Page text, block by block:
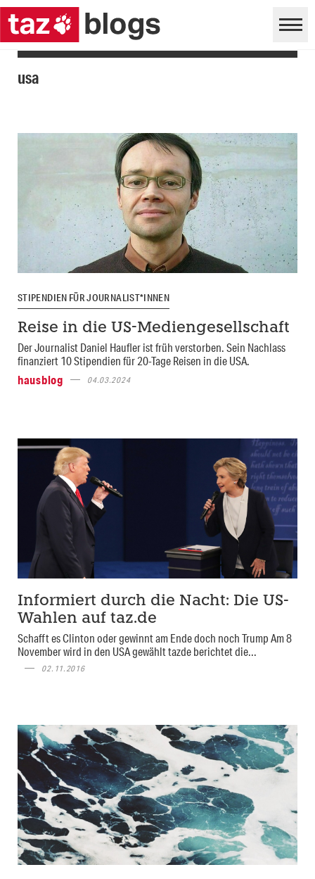
usa
STIPENDIEN FÜR JOURNALIST*INNEN
Reise in die US-Mediengesellschaft
Der Journalist Daniel Haufler ist früh verstorben. Sein Nachlass
finanziert 10 Stipendien für 20-Tage Reisen in die USA.
hausblog
04.03.2024
Informiert durch die Nacht: Die US-
Wahlen auf taz.de
Schafft es Clinton oder gewinnt am Ende doch noch Trump Am 8
November wird in den USA gewählt tazde berichtet die...
02.11.2016